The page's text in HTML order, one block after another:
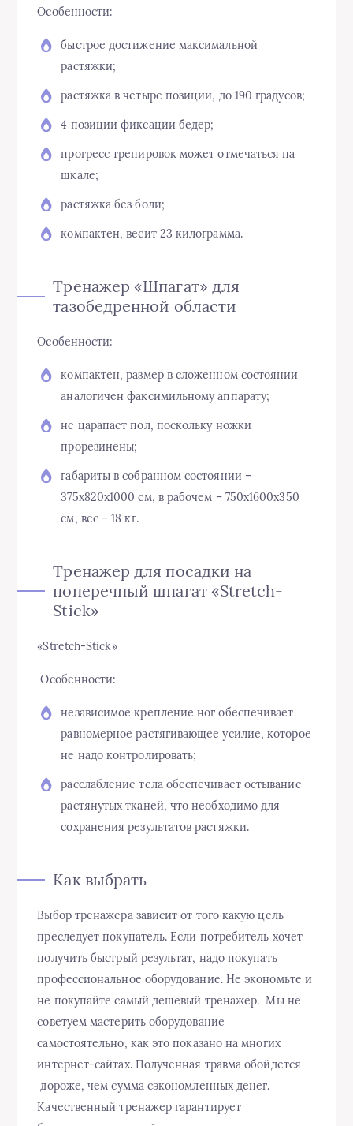
Особенности:
быстрое достижение максимальной
растяжки;
растяжка в четыре позиции, до 190 градусов;
4 позиции фиксации бедер;
прогресс тренировок может отмечаться на
шкале;
растяжка без боли;
компактен, весит 23 килограмма.
Тренажер «Шпагат» для
тазобедренной области
Особенности:
компактен, размер в сложенном состоянии
аналогичен факсимильному аппарату;
не царапает пол, поскольку ножки
прорезинены;
габариты в собранном состоянии –
375х820х1000 см, в рабочем – 750х1600х350
см, вес – 18 кг.
Тренажер для посадки на
поперечный шпагат «Stretch-
Stick»
«Stretch-Stick»
Особенности:
независимое крепление ног обеспечивает
равномерное растягивающее усилие, которое
не надо контролировать;
расслабление тела обеспечивает остывание
растянутых тканей, что необходимо для
сохранения результатов растяжки.
Как выбрать
Выбор тренажера зависит от того какую цель
преследует покупатель. Если потребитель хочет
получить быстрый результат, надо покупать
профессиональное оборудование. Не экономьте и
не покупайте самый дешевый тренажер. Мы не
советуем мастерить оборудование
самостоятельно, как это показано на многих
интернет-сайтах. Полученная травма обойдется
дороже, чем сумма сэкономленных денег.
Качественный тренажер гарантирует